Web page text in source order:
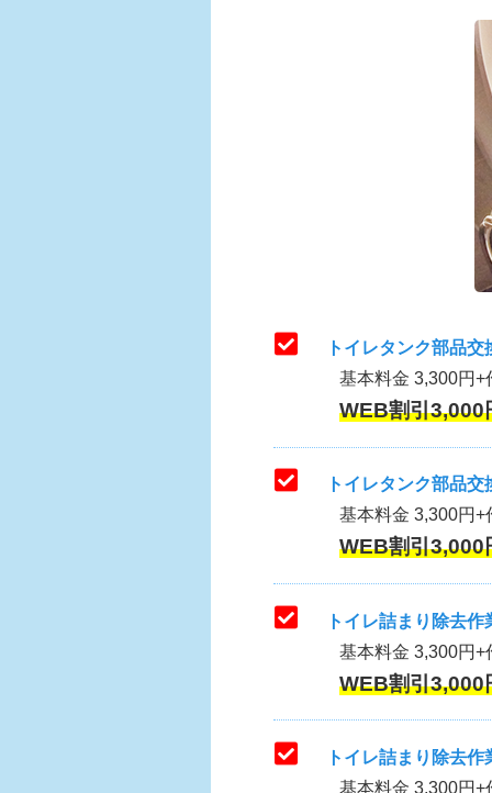
トイレタンク部品
基本料金 3,300円
WEB割引
トイレタンク部品
基本料金 3,300円+
WEB割引
トイレ詰まり除去作
基本料金 3,300円+
WEB割引
トイレ詰まり除去
基本料金 3,300円+